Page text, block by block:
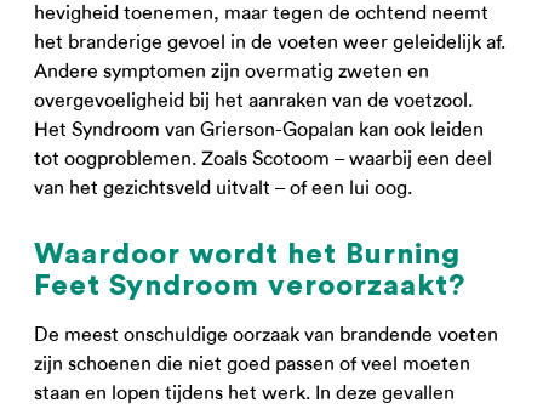
hevigheid toenemen, maar tegen de ochtend neemt
het branderige gevoel in de voeten weer geleidelijk af.
Andere symptomen zijn overmatig zweten en
overgevoeligheid bij het aanraken van de voetzool.
Het Syndroom van Grierson-Gopalan kan ook leiden
tot oogproblemen. Zoals Scotoom – waarbij een deel
van het gezichtsveld uitvalt – of een lui oog.
Waardoor wordt het Burning
Feet Syndroom veroorzaakt?
De meest onschuldige oorzaak van brandende voeten
zijn schoenen die niet goed passen of veel moeten
staan en lopen tijdens het werk. In deze gevallen